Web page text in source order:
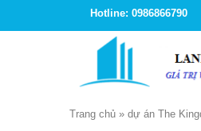
Hotline: 0986866790
Trang chủ » dự án The